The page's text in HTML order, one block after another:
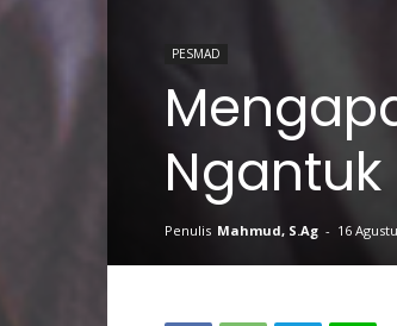
PESMAD
Ngantuk
Penulis Mahmud, S.Ag - 16